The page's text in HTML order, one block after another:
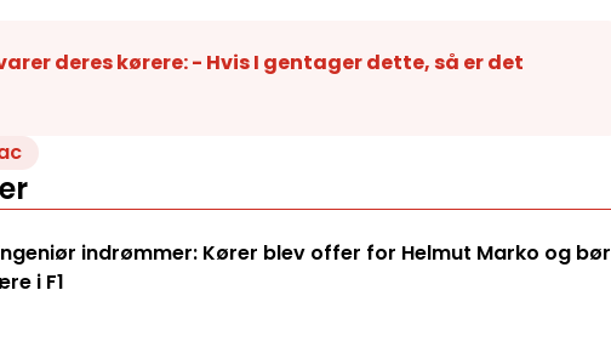
deres kørere: - Hvis I gentager dette, så er det
indrømmer: Kører blev offer for Helmut Marko og bør
i F1